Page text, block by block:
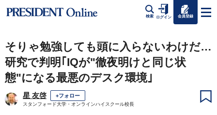
検索 ログイン 会員登録
そりゃ勉強しても頭に入らないわけだ…
研究で判明｢IQが"徹夜明けと同じ状
態"になる最悪のデスク環境｣
星 友啓 +フォロー
スタンフォード大学・オンラインハイスクール校長